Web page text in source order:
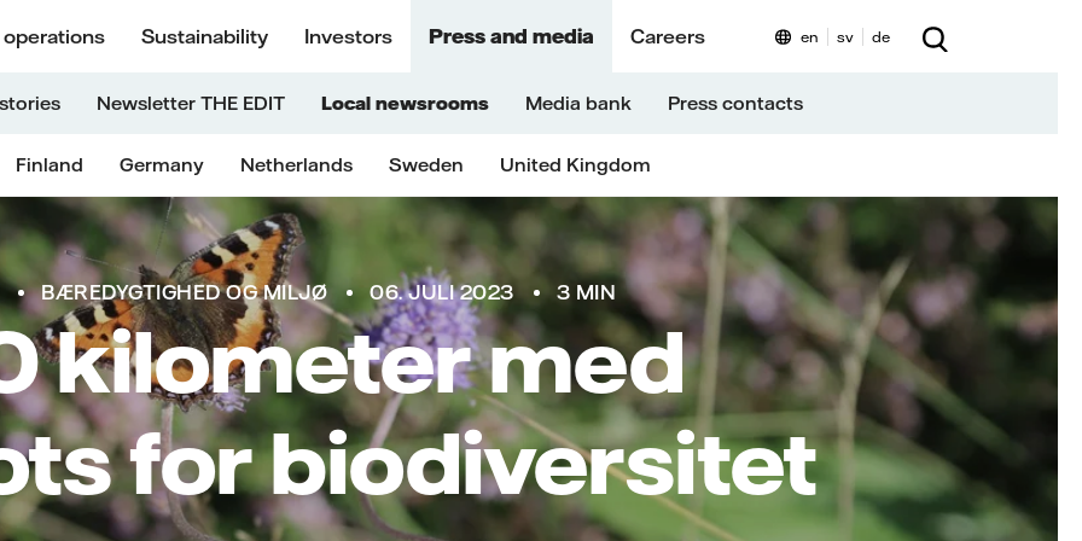
operations Sustainability Investors Press and media Careers
Newsletter THE EDIT Local newsrooms Media bank Press contacts
Finland Germany Netherlands Sweden United Kingdom
en sv de
BÆREDYGTIGHED OG MILJØ 06. JULI 2023 3 MIN
kilometer med
for biodiversitet